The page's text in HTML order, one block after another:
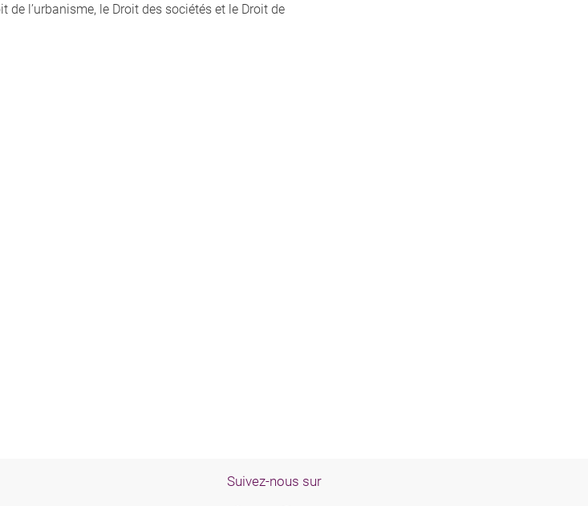
de l’urbanisme, le Droit des sociétés et le Droit de
Suivez-nous sur